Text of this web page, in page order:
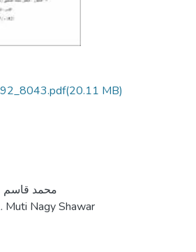
(20.11 MB)
محمد قاسم
Muti Nagy Shawar